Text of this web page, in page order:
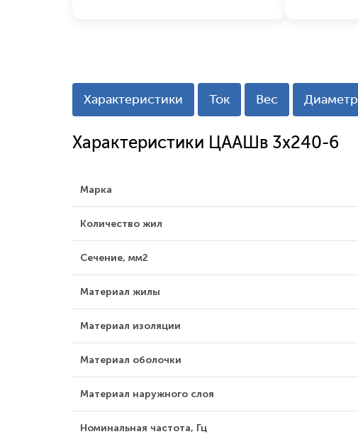
Характеристики Ток Вес Диаметр
Характеристики ЦААШв 3х240-6
Марка
Количество жил
Сечение, мм2
Материал жилы
Материал изоляции
Материал оболочки
Материал наружного слоя
Номинальная частота, Гц